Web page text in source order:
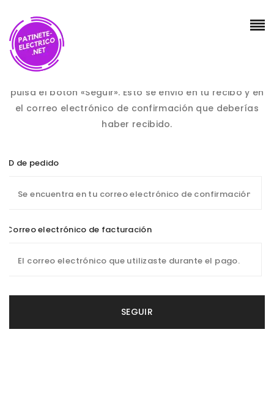
Para hacer seguimiento de tu pedido, por favor
pulsa el botón «Seguir». Esto se envió en tu recibo y en
el correo electrónico de confirmación que deberías
haber recibido.
ID de pedido
Correo electrónico de facturación
SEGUIR